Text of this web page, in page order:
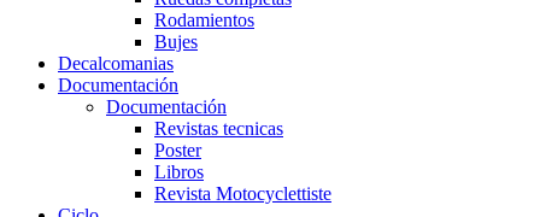
Rodamientos
Bujes
Decalcomanias
Documentación
Documentación
Revistas tecnicas
Poster
Libros
Revista Motocyclettiste